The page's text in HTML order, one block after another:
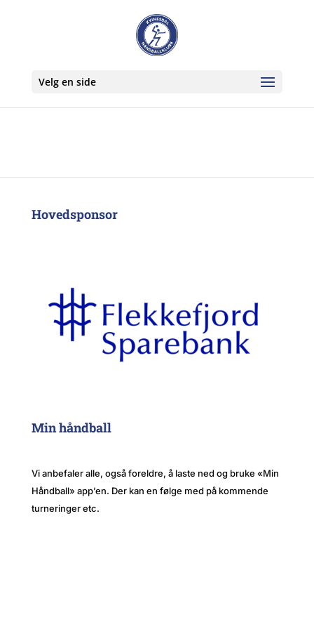
Velg en side
Hovedsponsor
Min håndball
Vi anbefaler alle, også foreldre, å laste ned og bruke «Min
Håndball» app’en. Der kan en følge med på kommende
turneringer etc.